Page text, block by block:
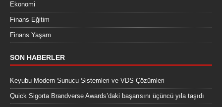
Ekonomi
Finans Eğitim
Finans Yaşam
SON HABERLER
Keyubu Modern Sunucu Sistemleri ve VDS Çözümleri
Quick Sigorta Brandverse Awards’daki başarısını üçüncü yıla taşıdı